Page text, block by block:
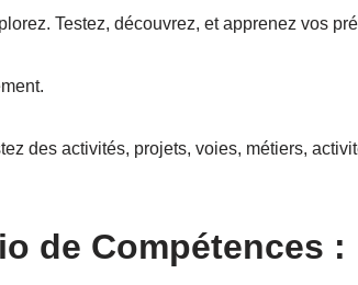
Testez, découvrez, et apprenez vos
des activités, projets, voies, métiers,
de Compétences :